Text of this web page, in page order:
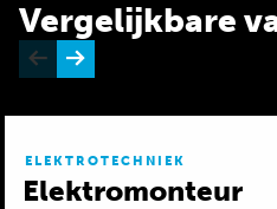
Vergelijkbare
ELEKTROTECHNIEK
Elektromonteur